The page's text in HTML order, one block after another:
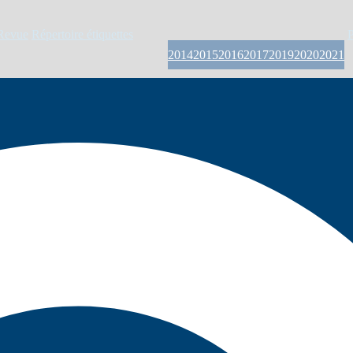
2014201520162017201920202021